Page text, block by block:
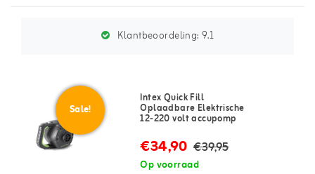
Klantbeoordeling:9.1
Sale!
Intex Quick Fill
Oplaadbare Elektrische
12-220 volt accupomp
€34,90 €39,95
Op voorraad